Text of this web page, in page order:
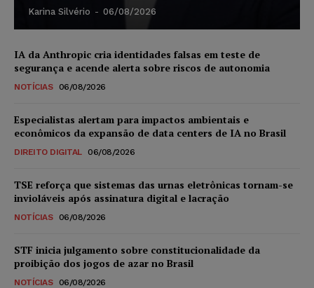
Karina Silvério - 06/08/2026
IA da Anthropic cria identidades falsas em teste de
segurança e acende alerta sobre riscos de autonomia
NOTÍCIAS 06/08/2026
Especialistas alertam para impactos ambientais e
econômicos da expansão de data centers de IA no Brasil
DIREITO DIGITAL 06/08/2026
TSE reforça que sistemas das urnas eletrônicas tornam-se
invioláveis após assinatura digital e lacração
NOTÍCIAS 06/08/2026
STF inicia julgamento sobre constitucionalidade da
proibição dos jogos de azar no Brasil
NOTÍCIAS 06/08/2026